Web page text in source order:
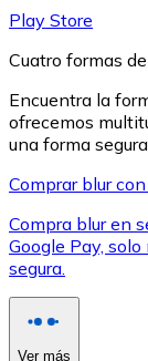
XRP
XRP
Play Store
Cuatro formas
Encuentra la
ofrecemos
una forma
Comprar blur
Compra blur en
Google Pay,
segura.
Ver más